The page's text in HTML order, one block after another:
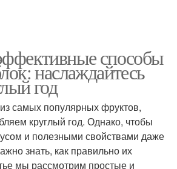
способы
наслаждайтесь
год
самых популярных фруктов,
круглый год. Однако, чтобы
и полезными свойствами даже
знать, как правильно их
мы рассмотрим простые и